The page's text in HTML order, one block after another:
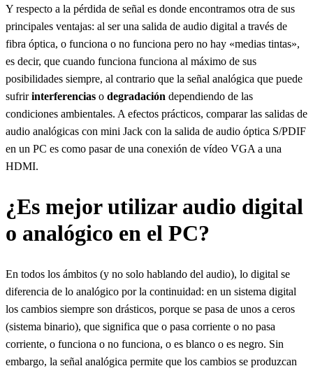
Y respecto a la pérdida de señal es donde encontramos otra de sus
principales ventajas: al ser una salida de audio digital a través de
fibra óptica, o funciona o no funciona pero no hay «medias tintas»,
es decir, que cuando funciona funciona al máximo de sus
posibilidades siempre, al contrario que la señal analógica que puede
sufririnterferencias o degradación dependiendo de las
condiciones ambientales. A efectos prácticos, comparar las salidas de
audio analógicas con mini Jack con la salida de audio óptica S/PDIF
en un PC es como pasar de una conexión de vídeo VGA a una
HDMI.
¿Es mejor utilizar audio digital
o analógico en el PC?
En todos los ámbitos (y no solo hablando del audio), lo digital se
diferencia de lo analógico por la continuidad: en un sistema digital
los cambios siempre son drásticos, porque se pasa de unos a ceros
(sistema binario), que significa que o pasa corriente o no pasa
corriente, o funciona o no funciona, o es blanco o es negro. Sin
embargo, la señal analógica permite que los cambios se produzcan